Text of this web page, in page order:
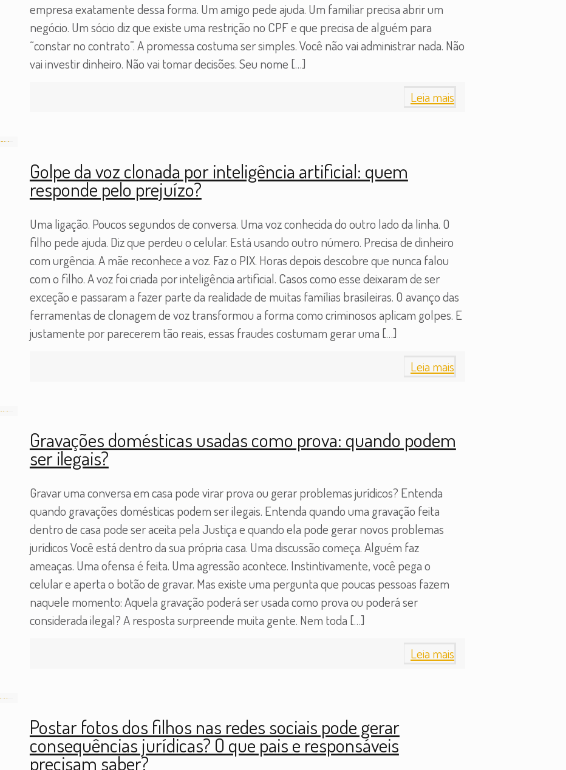
empresa exatamente dessa forma. Um amigo pede ajuda. Um familiar precisa abrir um
negócio. Um sócio diz que existe uma restrição no CPF e que precisa de alguém para
“constar no contrato”. A promessa costuma ser simples. Você não vai administrar nada. Não
vai investir dinheiro. Não vai tomar decisões. Seu nome […]
Leia mais
Golpe da voz clonada por inteligência artificial: quem
responde pelo prejuízo?
Uma ligação. Poucos segundos de conversa. Uma voz conhecida do outro lado da linha. O
filho pede ajuda. Diz que perdeu o celular. Está usando outro número. Precisa de dinheiro
com urgência. A mãe reconhece a voz. Faz o PIX. Horas depois descobre que nunca falou
com o filho. A voz foi criada por inteligência artificial. Casos como esse deixaram de ser
exceção e passaram a fazer parte da realidade de muitas famílias brasileiras. O avanço das
ferramentas de clonagem de voz transformou a forma como criminosos aplicam golpes. E
justamente por parecerem tão reais, essas fraudes costumam gerar uma […]
Leia mais
Gravações domésticas usadas como prova: quando podem
ser ilegais?
Gravar uma conversa em casa pode virar prova ou gerar problemas jurídicos? Entenda
quando gravações domésticas podem ser ilegais. Entenda quando uma gravação feita
dentro de casa pode ser aceita pela Justiça e quando ela pode gerar novos problemas
jurídicos Você está dentro da sua própria casa. Uma discussão começa. Alguém faz
ameaças. Uma ofensa é feita. Uma agressão acontece. Instintivamente, você pega o
celular e aperta o botão de gravar. Mas existe uma pergunta que poucas pessoas fazem
naquele momento: Aquela gravação poderá ser usada como prova ou poderá ser
considerada ilegal? A resposta surpreende muita gente. Nem toda […]
Leia mais
Postar fotos dos filhos nas redes sociais pode gerar
consequências jurídicas? O que pais e responsáveis
precisam saber?